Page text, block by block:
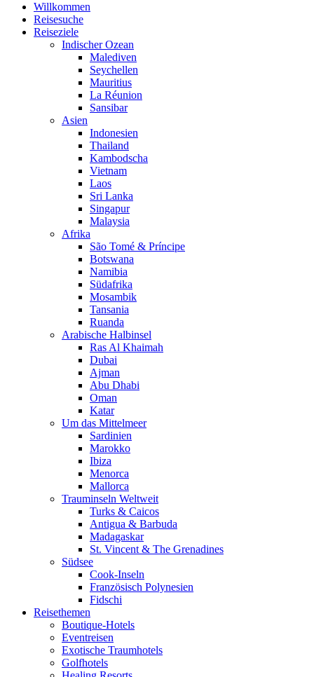
Willkommen
Reisesuche
Reiseziele
Indischer Ozean
Malediven
Seychellen
Mauritius
La Réunion
Sansibar
Asien
Indonesien
Thailand
Kambodscha
Vietnam
Laos
Sri Lanka
Singapur
Malaysia
Afrika
São Tomé & Príncipe
Botswana
Namibia
Südafrika
Mosambik
Tansania
Ruanda
Arabische Halbinsel
Ras Al Khaimah
Dubai
Ajman
Abu Dhabi
Oman
Katar
Um das Mittelmeer
Sardinien
Marokko
Ibiza
Menorca
Mallorca
Trauminseln Weltweit
Turks & Caicos
Antigua & Barbuda
Madagaskar
St. Vincent & The Grenadines
Südsee
Cook-Inseln
Französisch Polynesien
Fidschi
Reisethemen
Boutique-Hotels
Eventreisen
Exotische Traumhotels
Golfhotels